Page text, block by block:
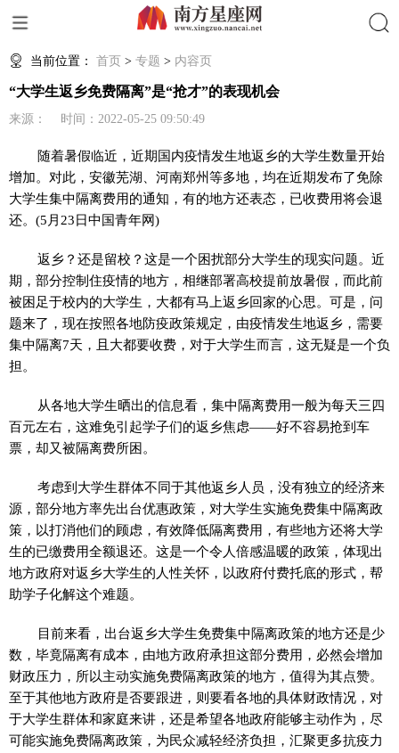
当前位置： 首页 > 专题 > 内容页
“大学生返乡免费隔离”是“抢才”的表现机会
来源： 时间：2022-05-25 09:50:49
随着暑假临近，近期国内疫情发生地返乡的大学生数量开始
增加。对此，安徽芜湖、河南郑州等多地，均在近期发布了免除
大学生集中隔离费用的通知，有的地方还表态，已收费用将会退
还。(5月23日中国青年网)
返乡？还是留校？这是一个困扰部分大学生的现实问题。近
期，部分控制住疫情的地方，相继部署高校提前放暑假，而此前
被困足于校内的大学生，大都有马上返乡回家的心思。可是，问
题来了，现在按照各地防疫政策规定，由疫情发生地返乡，需要
集中隔离7天，且大都要收费，对于大学生而言，这无疑是一个负
担。
从各地大学生晒出的信息看，集中隔离费用一般为每天三四
百元左右，这难免引起学子们的返乡焦虑——好不容易抢到车
票，却又被隔离费所困。
考虑到大学生群体不同于其他返乡人员，没有独立的经济来
源，部分地方率先出台优惠政策，对大学生实施免费集中隔离政
策，以打消他们的顾虑，有效降低隔离费用，有些地方还将大学
生的已缴费用全额退还。这是一个令人倍感温暖的政策，体现出
地方政府对返乡大学生的人性关怀，以政府付费托底的形式，帮
助学子化解这个难题。
目前来看，出台返乡大学生免费集中隔离政策的地方还是少
数，毕竟隔离有成本，由地方政府承担这部分费用，必然会增加
财政压力，所以主动实施免费隔离政策的地方，值得为其点赞。
至于其他地方政府是否要跟进，则要看各地的具体财政情况，对
于大学生群体和家庭来讲，还是希望各地政府能够主动作为，尽
可能实施免费隔离政策，为民众减轻经济负担，汇聚更多抗疫力